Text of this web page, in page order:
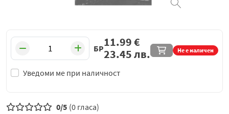
БР Не е наличен
Уведоми ме при наличност
11.99€
23.45лв.
0/5 (0 гласа)